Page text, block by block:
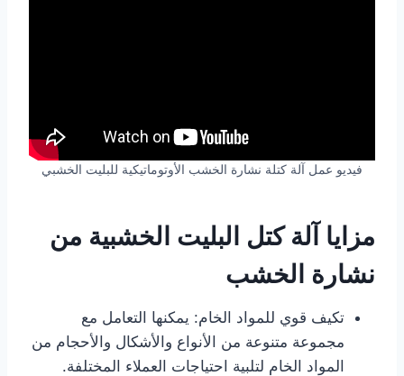
فيديو عمل آلة كتلة نشارة الخشب الأوتوماتيكية للبليت الخشبي
مزايا آلة كتل البليت الخشبية من
نشارة الخشب
تكيف قوي للمواد الخام: يمكنها التعامل مع
مجموعة متنوعة من الأنواع والأشكال والأحجام من
المواد الخام لتلبية احتياجات العملاء المختلفة.